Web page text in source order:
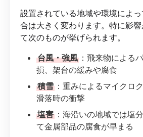
設置されている地域や環境によ
合は大きく変わります。特に影
て次のものが挙げられます。
台風・強風 ：飛来物による
損、架台の緩みや腐食
積雪 ：重みによるマイクロ
滑落時の衝撃
塩害 ：海沿いの地域では塩
て金属部品の腐食が早まる